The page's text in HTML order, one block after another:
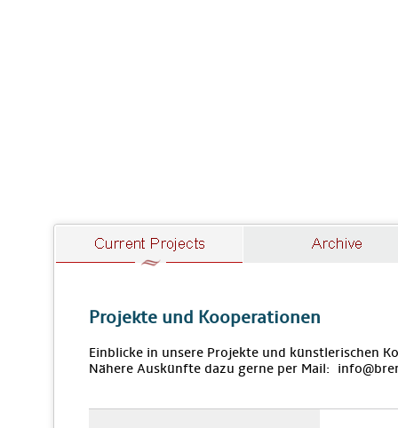
Projekte und Kooperationen
Einblicke in unsere Projekte und künstlerischen
Nähere Auskünfte dazu gerne per Mail: